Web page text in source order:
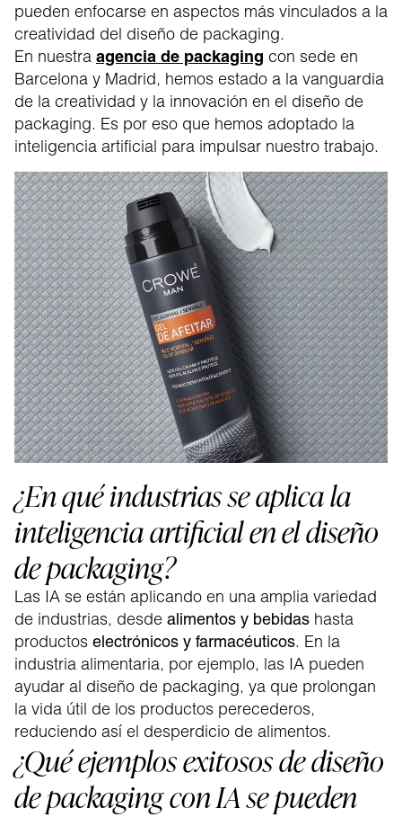
pueden enfocarse en aspectos más vinculados a la
creatividad del diseño de packaging.
En nuestra agencia de packaging con sede en
Barcelona y Madrid, hemos estado a la vanguardia
de la creatividad y la innovación en el diseño de
packaging. Es por eso que hemos adoptado la
inteligencia artificial para impulsar nuestro trabajo.
¿En qué industrias se aplica la
inteligencia artificial en el diseño
de packaging?
Las IA se están aplicando en una amplia variedad
de industrias, desde alimentos y bebidas hasta
productos electrónicos y farmacéuticos. En la
industria alimentaria, por ejemplo, las IA pueden
ayudar al diseño de packaging, ya que prolongan
la vida útil de los productos perecederos,
reduciendo así el desperdicio de alimentos.
¿Qué ejemplos exitosos de diseño
de packaging con IA se pueden